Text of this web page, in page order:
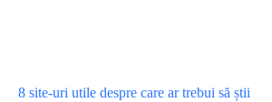
8 site-uri utile despre care ar trebui să știi